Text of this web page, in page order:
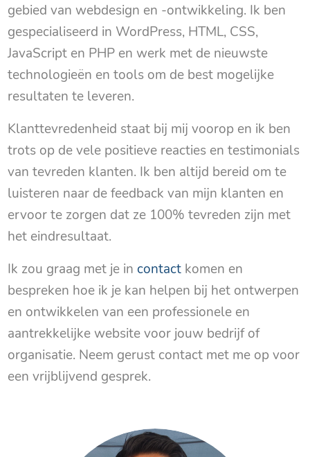
gebied van webdesign en -ontwikkeling. Ik ben
gespecialiseerd in WordPress, HTML, CSS,
JavaScript en PHP en werk met de nieuwste
technologieën en tools om de best mogelijke
resultaten te leveren.
Klanttevredenheid staat bij mij voorop en ik ben
trots op de vele positieve reacties en testimonials
van tevreden klanten. Ik ben altijd bereid om te
luisteren naar de feedback van mijn klanten en
ervoor te zorgen dat ze 100% tevreden zijn met
het eindresultaat.
Ik zou graag met je in contact komen en
bespreken hoe ik je kan helpen bij het ontwerpen
en ontwikkelen van een professionele en
aantrekkelijke website voor jouw bedrijf of
organisatie. Neem gerust contact met me op voor
een vrijblijvend gesprek.